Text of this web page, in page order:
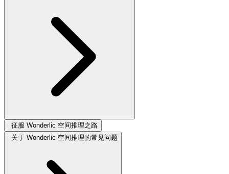
征服 Wonderlic 空间推理之路
关于 Wonderlic 空间推理的常见问题